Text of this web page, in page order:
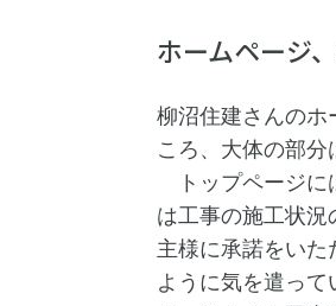
ホームページ
柳沼住建さんのホ
ころ、大体の部分
トップページに
は工事の施工状
主様に承諾をい
ように気を遣っ